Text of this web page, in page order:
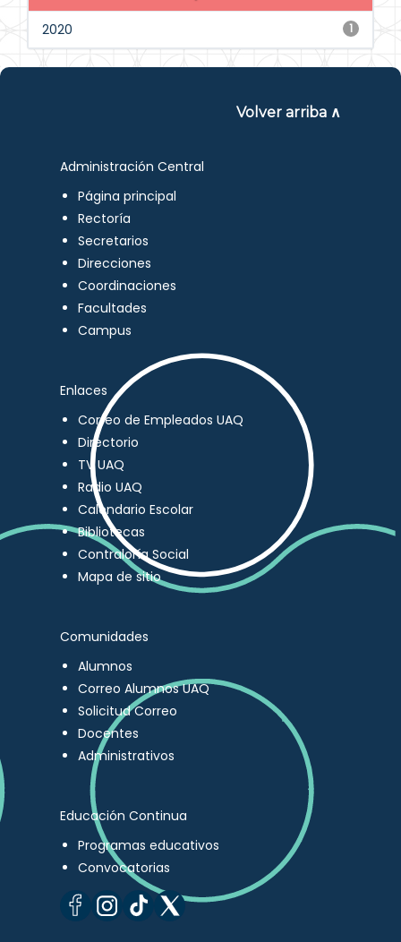
1
2020
Volver arriba ∧
Administración Central
Página principal
Rectoría
Secretarios
Direcciones
Coordinaciones
Facultades
Campus
Enlaces
Correo de Empleados UAQ
Directorio
TV UAQ
Radio UAQ
Calendario Escolar
Bibliotecas
Contraloría Social
Mapa de sitio
Comunidades
Alumnos
Correo Alumnos UAQ
Solicitud Correo
Docentes
Administrativos
Educación Continua
Programas educativos
Convocatorias